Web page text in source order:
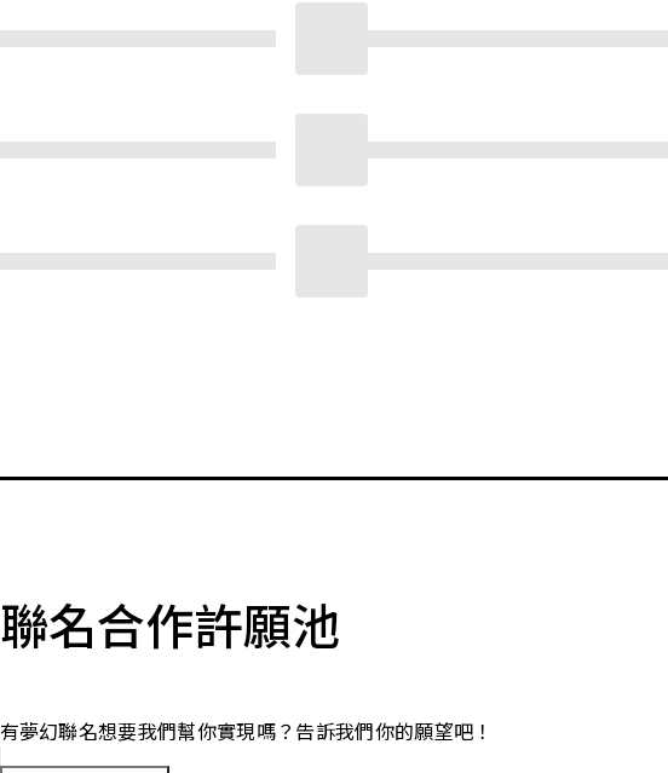
聯名合作許願池
有夢幻聯名想要我們幫你實現嗎？告訴我們你的願望吧！